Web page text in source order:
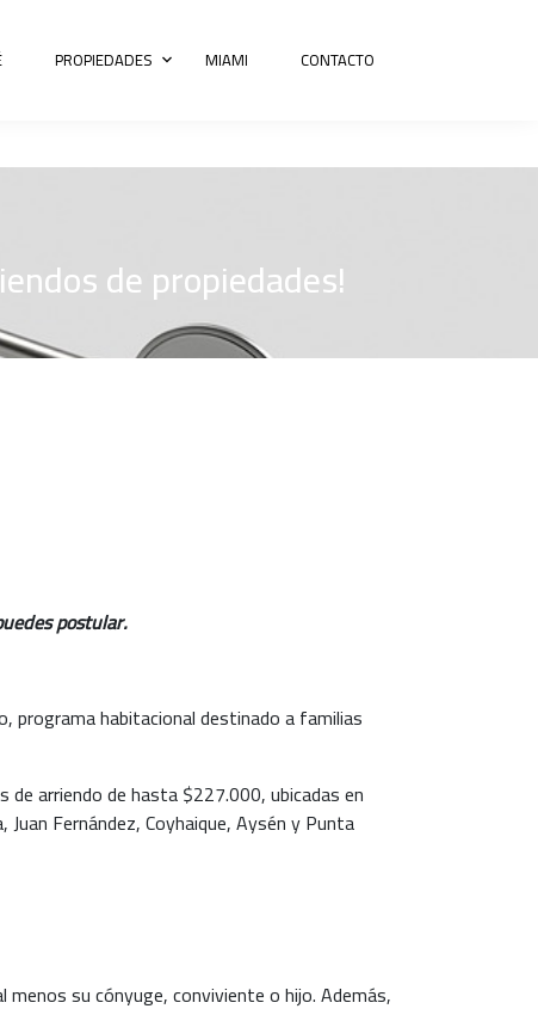
PROPIEDADES MIAMI CONTACTO
de propiedades!
postular.
programa habitacional destinado a familias
arriendo de hasta $227.000, ubicadas en
Fernández, Coyhaique, Aysén y Punta
su cónyuge, conviviente o hijo. Además,